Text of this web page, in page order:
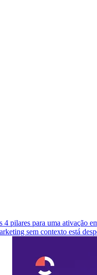
4 pilares para uma ativação
sem contexto está